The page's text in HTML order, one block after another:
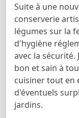
Suite à une
conserverie
légumes sur la
d'hygiène
avec la sécurité.
bon et sain à
cuisiner tout en
d'éventuels
jardins.